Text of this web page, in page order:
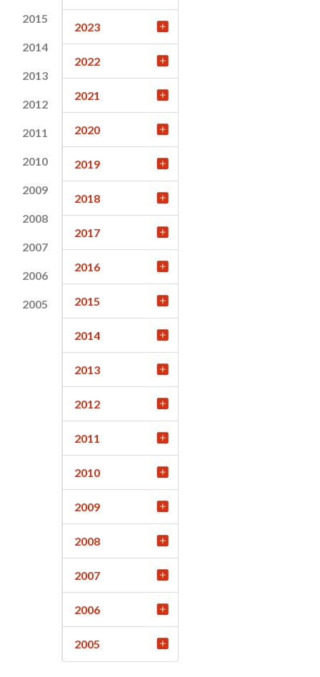
2015
2014
2013
2012
2011
2010
2009
2008
2007
2006
2005
2023
2022
2021
2020
2019
2018
2017
2016
2015
2014
2013
2012
2011
2010
2009
2008
2007
2006
2005